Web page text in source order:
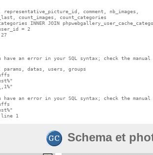
representative_picture_id, comment, nb_images,
count_images, count_categories
INNER JOIN
= 2
27
have an error in your SQL syntax; check the
params, datas, users, groups
have an error in your SQL syntax; check the
1
Schema et